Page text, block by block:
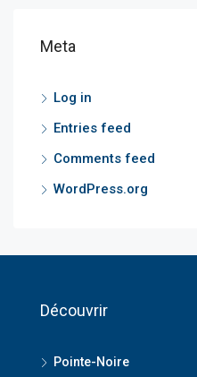
Meta
Log in
Entries feed
Comments feed
WordPress.org
Découvrir
Pointe-Noire